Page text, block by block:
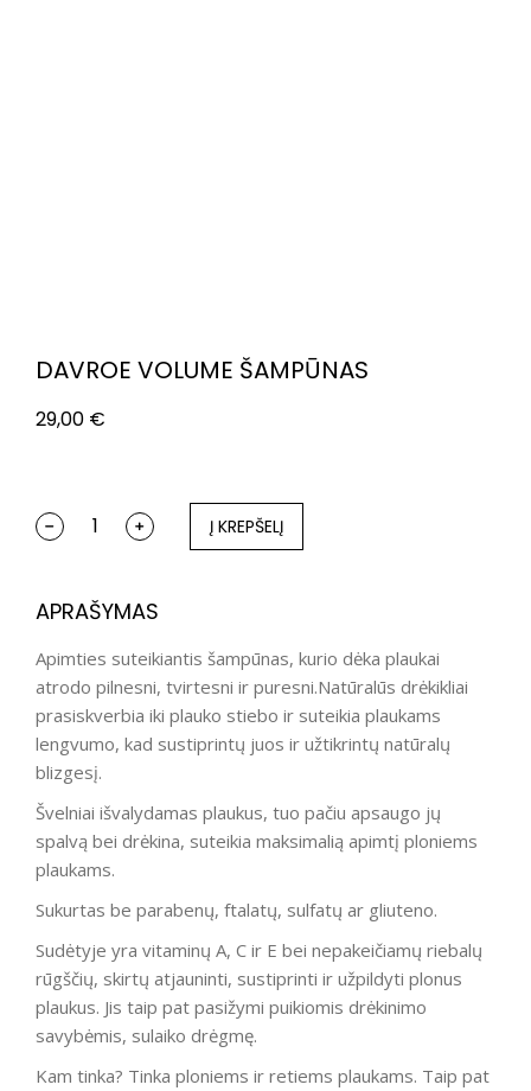
DAVROE VOLUME ŠAMPŪNAS
29,00 €
Į KREPŠELĮ
APRAŠYMAS
Apimties suteikiantis šampūnas, kurio dėka plaukai
atrodo pilnesni, tvirtesni ir puresni.Natūralūs drėkikliai
prasiskverbia iki plauko stiebo ir suteikia plaukams
lengvumo, kad sustiprintų juos ir užtikrintų natūralų
blizgesį.
Švelniai išvalydamas plaukus, tuo pačiu apsaugo jų
spalvą bei drėkina, suteikia maksimalią apimtį ploniems
plaukams.
Sukurtas be parabenų, ftalatų, sulfatų ar gliuteno.
Sudėtyje yra vitaminų A, C ir E bei nepakeičiamų riebalų
rūgščių, skirtų atjauninti, sustiprinti ir užpildyti plonus
plaukus. Jis taip pat pasižymi puikiomis drėkinimo
savybėmis, sulaiko drėgmę.
Kam tinka? Tinka ploniems ir retiems plaukams. Taip pat